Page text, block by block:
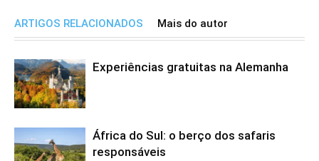
ARTIGOS RELACIONADOS Mais do autor
Experiências gratuitas na Alemanha
África do Sul: o berço dos safaris
responsáveis